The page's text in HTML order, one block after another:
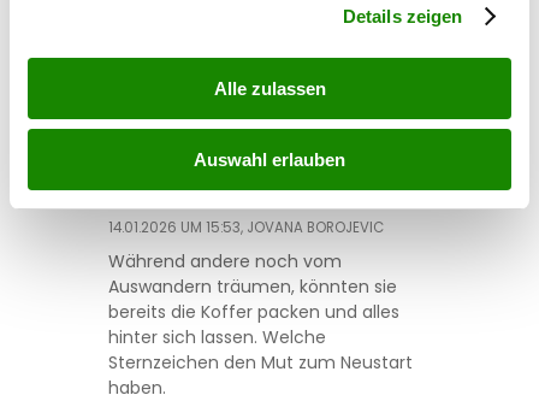
Details zeigen
Alle zulassen
Auswahl erlauben
reise
Sternzeichen wandern 2026
14.01.2026 UM 15:53, JOVANA BOROJEVIC
Während andere noch vom
Auswandern träumen, könnten sie
bereits die Koffer packen und alles
hinter sich lassen. Welche
Sternzeichen den Mut zum Neustart
haben.